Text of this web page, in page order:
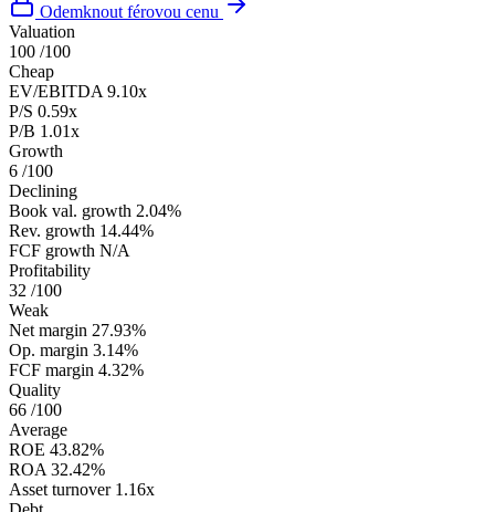
Odemknout férovou cenu
Valuation
100 /100
Cheap
EV/EBITDA 9.10x
P/S 0.59x
P/B 1.01x
Growth
6 /100
Declining
Book val. growth 2.04%
Rev. growth 14.44%
FCF growth N/A
Profitability
32 /100
Weak
Net margin 27.93%
Op. margin 3.14%
FCF margin 4.32%
Quality
66 /100
Average
ROE 43.82%
ROA 32.42%
Asset turnover 1.16x